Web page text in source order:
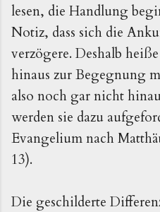
lesen, die Handlung
Notiz, dass sich die
verzögere. Deshalb
hinaus zur Begegnung
also noch gar nicht
werden sie dazu
Evangelium nach
13).
Die geschilderte